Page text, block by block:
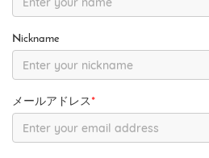
Nickname
メールアドレス *